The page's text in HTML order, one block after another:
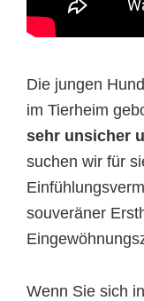
Die jungen
im Tierheim
sehr unsicher
suchen wir für
souveräner
Wenn Sie sich